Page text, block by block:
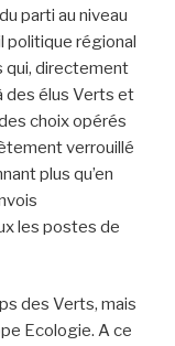
parti au niveau
politique régional
qui, directement
des élus Verts et
choix opérés
verrouillé
plus qu’en
les postes de
des Verts, mais
Ecologie. A ce